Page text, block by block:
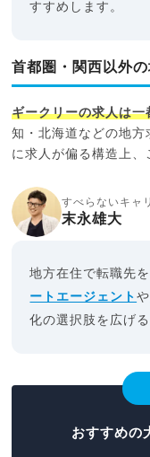
すすめします。
首都圏・関西以外
ギークリーの求人は
知・北海道などの地
に求人が偏る構造上、
すべらないキャ
末永雄大
地方在住で転職先
ートエージェントや
化の選択肢を広げ
おすすめの